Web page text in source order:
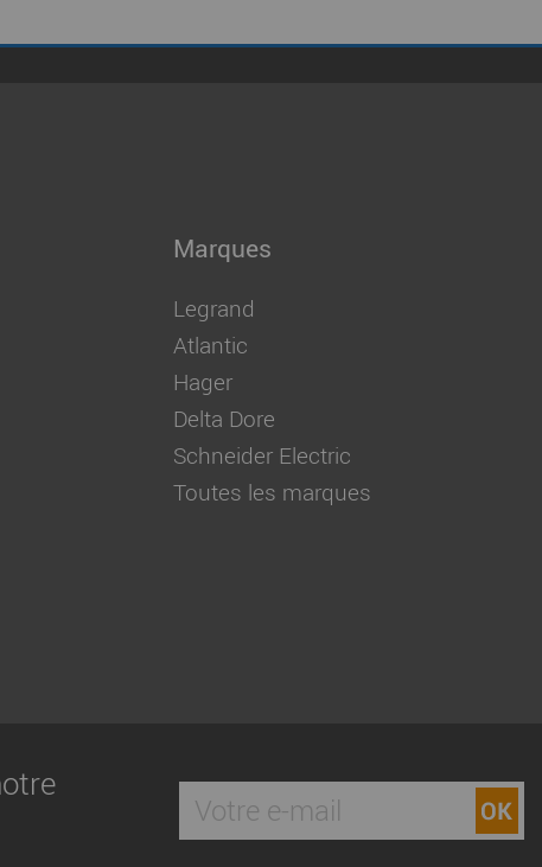
Marques
Legrand
Atlantic
Hager
Delta Dore
Schneider Electric
Toutes les marques